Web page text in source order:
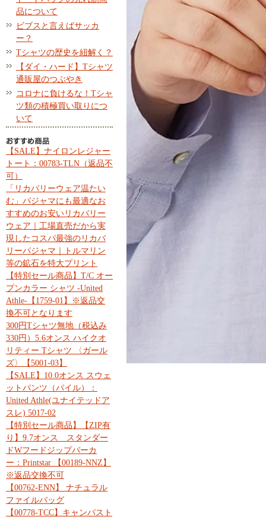
品について
ビブスと言えばサッカ
ー？
Tシャツの歴史を紐解く？
【ダイ・ハード】Tシャツ
通販屋のつぶやき
コロナに負けるな！Tシャ
ツ類の積極買い取りにつ
いて
【SALE】ナイロンレジャー
トート：00783-TLN（返品不
可）
「リカバリーウェア温たい
む」パジャマにも最適なお
すすめのお安いリカバリー
ウェア｜工場直売だから実
現したコスパ最強のリカバ
リーパジャマ｜トルマリン
等の鉱石を特大プリント
【特別セール商品】T/C オー
プンカラー シャツ -United
Athle-【1759-01】※返品交
換不可となります
300円Tシャツ無地（税込み
330円）5.6オンス ハイクオ
リティー Tシャツ 〈ガール
ズ〉【5001-03】
【SALE】10.0オンス スウェ
ットパンツ（パイル）：
United Athle(ユナイテッドア
スレ) 5017-02
【特別セール商品】【ZIP有
り】9.7オンス スタンダー
ドWフードジップパーカ
ー：Printstar 【00189-NNZ】
※返品交換不可
【00762-ENN】 ナチュラル
ファイルバッグ
【00778-TCC】キャンバスト